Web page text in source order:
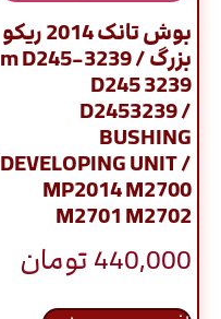
بوش تانک 2014 ریکو
بزرگ / m D245-3239
D245 3239
D2453239 /
BUSHING
DEVELOPING UNIT /
MP2014 M2700
M2701 M2702
440,000تومان